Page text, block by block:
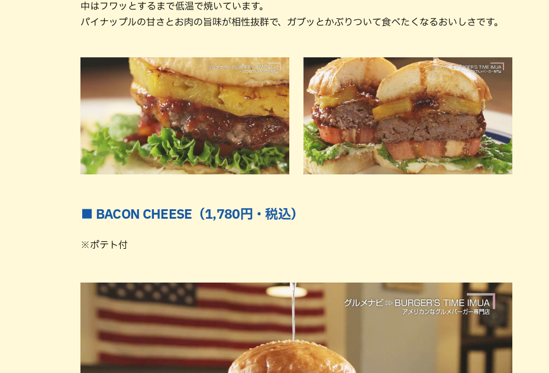
中はフワッとするまで低温で焼いています。
パイナップルの甘さとお肉の旨味が相性抜群で、ガブッとかぶりついて食べたくなるおいしさです。
■ BACON CHEESE（1,780円・税込）
※ポテト付